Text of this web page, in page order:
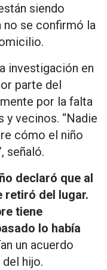
siendo
no se confirmó la
investigación en
parte del
por la falta
y vecinos. “Nadie
cómo el niño
señaló.
declaró que al
retiró del lugar.
tiene
lo había
un acuerdo
hijo.